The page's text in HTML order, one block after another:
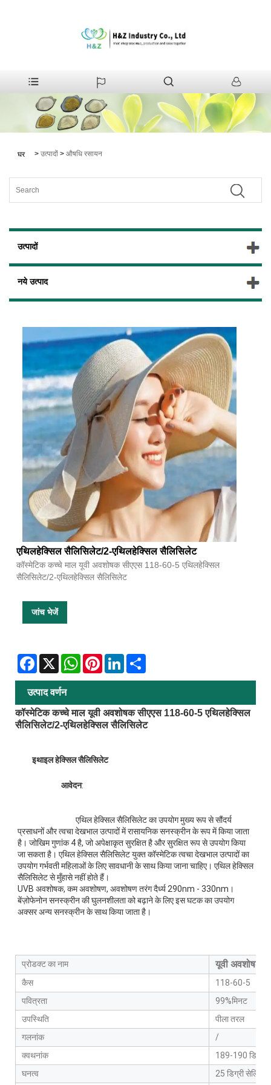
घर > उत्पादों > औषधि रसायन
उत्पादों
नये उत्पाद
एथिलहेक्सिल सैलिसिलेट/2-एथिलहेक्सिल सैलिसिलेट
कॉस्मेटिक कच्चे माल यूवी अवशोषक सीएएस 118-60-5 एथिलहेक्सिल
सैलिसिलेट/2-एथिलहेक्सिल सैलिसिलेट
जांच भेजें
Facebook
X WhatsAppPinterestLinkedIn
उत्पाद वर्णन
कॉस्मेटिक कच्चे माल यूवी अवशोषक सीएएस 118-60-5 एथिलहेक्सिल
सैलिसिलेट/2-एथिलहेक्सिल सैलिसिलेट
इथाइल हेक्सिल सैलिसिलेट
आवेदन:
एथिल हेक्सिल सैलिसिलेट का उपयोग मुख्य रूप से सौंदर्य
प्रसाधनों और त्वचा देखभाल उत्पादों में रासायनिक सनस्क्रीन के रूप में किया जाता
है। जोखिम गुणांक 4 है, जो अपेक्षाकृत सुरक्षित है और सुरक्षित रूप से उपयोग किया
जा सकता है। एथिल हेक्सिल सैलिसिलेट युक्त कॉस्मेटिक त्वचा देखभाल उत्पादों का
उपयोग गर्भवती महिलाओं के लिए सावधानी के साथ किया जाना चाहिए। एथिल हेक्सिल
सैलिसिलेट से मुँहासे नहीं होते हैं।
UVB अवशोषक, कम अवशोषण, अवशोषण तरंग दैर्ध्य 290nm - 330nm।
बेंज़ोफेनोन सनस्क्रीन की घुलनशीलता को बढ़ाने के लिए इस घटक का उपयोग
अक्सर अन्य सनस्क्रीन के साथ किया जाता है।
प्रोडक्ट का नाम यूवी अवशोषक
कैस
118-60-5
पवित्रता
99%मिनट
उपस्थिति
पीला तरल
गलनांक
/
क्वथनांक
189-190 डिग्री
घनत्व
25 डिग्री